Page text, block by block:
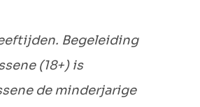
Begeleiding
(18+) is
de minderjarige